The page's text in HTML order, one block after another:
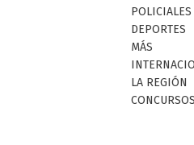
POLICIALES
DEPORTES
MÁS
LA REGIÓN
CONCURSOS